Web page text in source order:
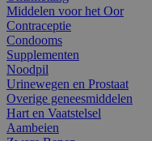
Middelen voor het Oor
Contraceptie
Condooms
Supplementen
Noodpil
Urinewegen en Prostaat
Overige geneesmiddelen
Hart en Vaatstelsel
Aambeien